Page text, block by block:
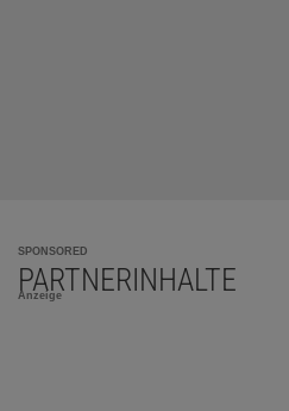
SPONSORED
PARTNERINHALTE
Anzeige